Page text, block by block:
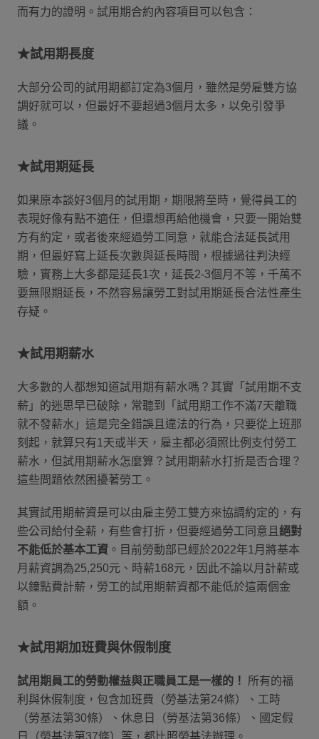
而有力的證明。試用期合約內容項目可以包含：
★試用期長度
大部分公司的試用期都訂定為3個月，雖然是勞雇雙方協
調好就可以，但最好不要超過3個月太多，以免引發爭
議。
★試用期延長
如果原本談好3個月的試用期，期限將至時，覺得員工的
表現好像有點不適任，但還想再給他機會，只要一開始雙
方有約定，或者後來經過勞工同意，就能合法延長試用
期，但最好寫上延長次數與延長時間，根據過往判決經
驗，實務上大多都是延長1次，延長2-3個月不等，千萬不
要無限期延長，不然容易讓勞工對試用期延長合法性產生
存疑。
★試用期薪水
大多數的人都想知道試用期有薪水嗎？其實「試用期不支
薪」的迷思早已破除，常聽到「試用期工作不滿7天離職
就不發薪水」這是完全錯誤且違法的行為，只要從上班那
刻起，就算只有1天或半天，雇主都必須照比例支付勞工
薪水，但試用期薪水怎麼算？試用期薪水打折是否合理？
這些問題依然困擾著勞工。
其實試用期薪資是可以由雇主勞工雙方來協調約定的，有
些公司給付全薪，有些會打折，但要經過勞工同意且 絕對
不能低於基本工資 。目前勞動部已經於2022年1月將基本
月薪資調為25,250元、時薪168元，因此不論以月計薪或
以鐘點費計薪，勞工的試用期薪資都不能低於這兩個金
額。
★試用期加班費與休假制度
試用期員工的勞動權益與正職員工是一樣的！
所有的福
利與休假制度，包含加班費（勞基法第24條）、工時
（勞基法第30條）、休息日（勞基法第36條）、國定假
日（勞基法第37條）等，都比照勞基法辦理。